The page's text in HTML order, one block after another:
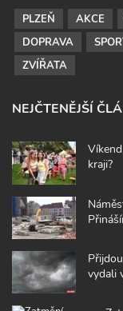
PLZEŇ AKCE
DOPRAVA
ZVÍŘATA
NEJČTENĚJŠÍ
kraji?
vydali